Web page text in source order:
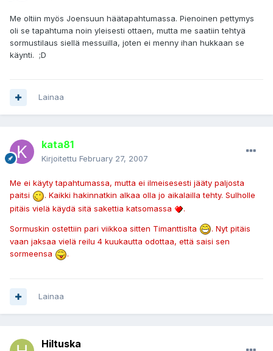
Me oltiin myös Joensuun häätapahtumassa. Pienoinen pettymys
oli se tapahtuma noin yleisesti ottaen, mutta me saatiin tehtyä
sormustilaus siellä messuilla, joten ei menny ihan hukkaan se
käynti. ;D
Lainaa
kata81
Kirjoitettu February 27, 2007
Me ei käyty tapahtumassa, mutta ei ilmeisesesti jääty paljosta
paitsi
. Kaikki hakinnatkin alkaa olla jo aikalailla tehty. Sulholle
pitäis vielä käydä sitä sakettia katsomassa
.
Sormuskin ostettiin pari viikkoa sitten Timanttislta
. Nyt pitäis
vaan jaksaa vielä reilu 4 kuukautta odottaa, että saisi sen
sormeensa
.
Lainaa
Hiltuska